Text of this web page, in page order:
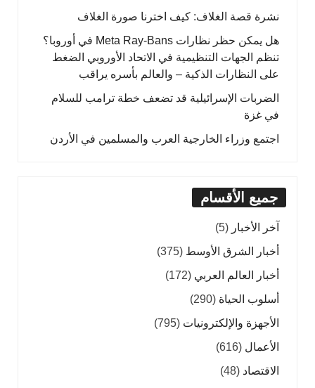
نشرة قصة الغلاف: كيف اخترنا صورة الغلاف
هل يمكن حظر نظارات Meta Ray-Bans في أوروبا؟
تنظم الجهات التنظيمية في الاتحاد الأوروبي الضغط
على النظارات الذكية – والعالم بأسره يراقب
الضربات الإسرائيلية قد تضعف خطة ترامب للسلام
في غزة
اجتمع وزراء الخارجية العرب والمسلمين في الأردن
جميع الأقسام
آخر الأخبار (5)
أخبار الشرق الأوسط (375)
أخبار العالم العربي (172)
أسلوب الحياة (290)
الأجهزة والإلكترونيات (795)
الأعمال (616)
الاقتصاد (48)